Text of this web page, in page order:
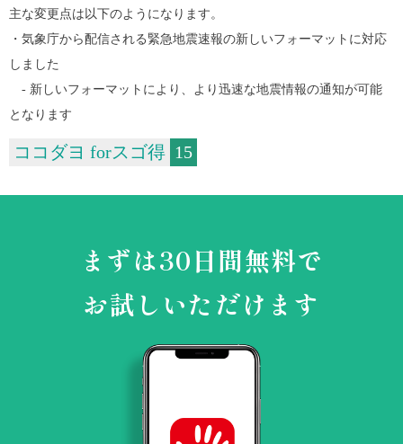
主な変更点は以下のようになります。
・気象庁から配信される緊急地震速報の新しいフォーマットに対応
しました
- 新しいフォーマットにより、より迅速な地震情報の通知が可能
となります
ココダヨ forスゴ得 15
まずは30日間無料で
お試しいただけます